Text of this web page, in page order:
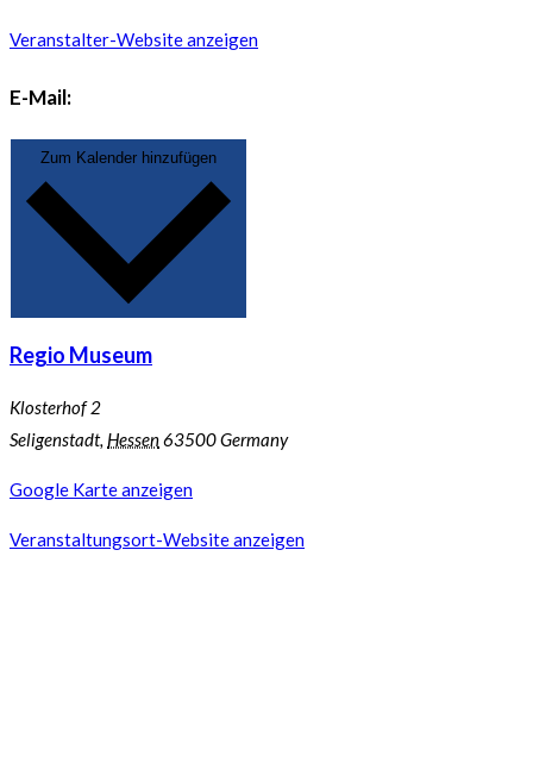
Veranstalter-Website anzeigen
E-Mail:
Regio Museum
Klosterhof 2
Seligenstadt, Hessen63500Germany
Google Karte anzeigen
Veranstaltungsort-Website anzeigen